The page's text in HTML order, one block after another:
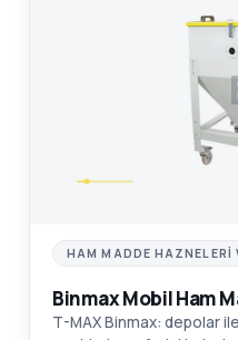
HAM MADDE HAZNELERI
Binmax Mobil Ham
T-MAX Binmax: depolar